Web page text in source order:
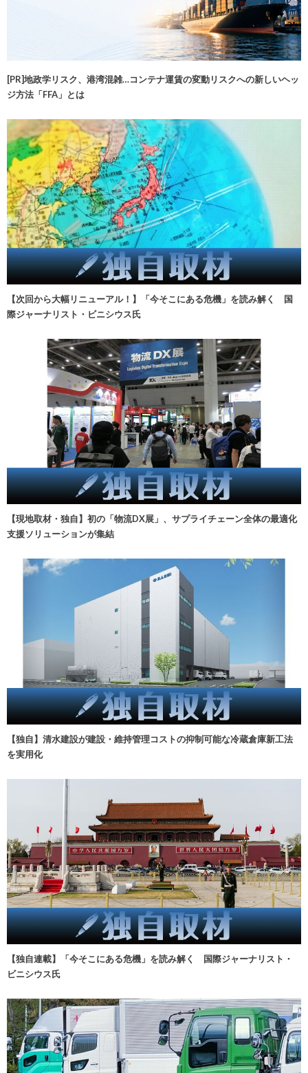
[PR]地政学リスク、港湾混雑…コンテナ運賃の変動リスクへの新しいヘッ
ジ方法「FFA」とは
【次回から大幅リニューアル！】「今そこにある危機」を読み解く 国
際ジャーナリスト・ビニシウス氏
【現地取材・独自】初の「物流DX展」、サプライチェーン全体の最適化
支援ソリューションが集結
【独自】清水建設が建設・維持管理コストの抑制可能な冷蔵倉庫新工法
を実用化
【独自連載】「今そこにある危機」を読み解く 国際ジャーナリスト・
ビニシウス氏